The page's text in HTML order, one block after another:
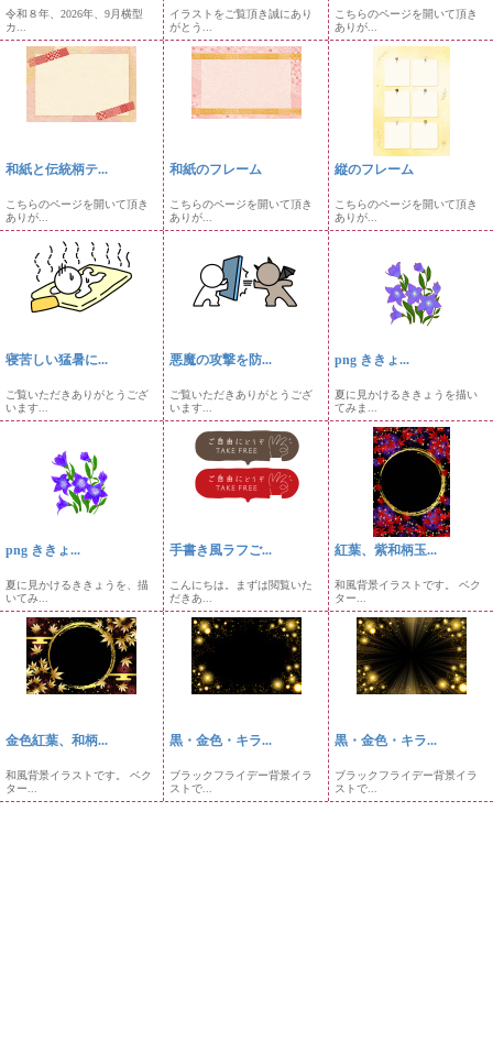
令和８年、2026年、9月横型
カ...
イラストをご覧頂き誠にあり
がとう...
こちらのページを開いて頂き
ありが...
和紙と伝統柄テ...
こちらのページを開いて頂き
ありが...
和紙のフレーム
こちらのページを開いて頂き
ありが...
縦のフレーム
こちらのページを開いて頂き
ありが...
寝苦しい猛暑に...
ご覧いただきありがとうござ
います...
悪魔の攻撃を防...
ご覧いただきありがとうござ
います...
png ききょ...
夏に見かけるききょうを描い
てみま...
png ききょ...
夏に見かけるききょうを、描
いてみ...
手書き風ラフご...
こんにちは。まずは閲覧いた
だきあ...
紅葉、紫和柄玉...
和風背景イラストです。 ベク
ター...
金色紅葉、和柄...
和風背景イラストです。 ベク
ター...
黒・金色・キラ...
ブラックフライデー背景イラ
ストで...
黒・金色・キラ...
ブラックフライデー背景イラ
ストで...